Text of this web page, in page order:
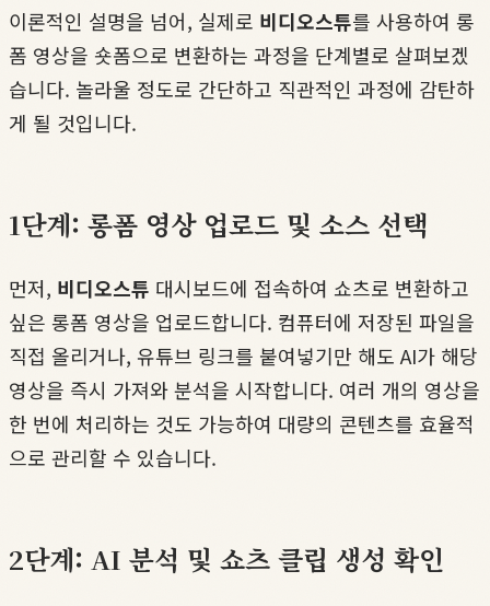
이론적인 설명을 넘어, 실제로 비디오스튜를 사용하여 롱
폼 영상을 숏폼으로 변환하는 과정을 단계별로 살펴보겠
습니다. 놀라울 정도로 간단하고 직관적인 과정에 감탄하
게 될 것입니다.
1단계: 롱폼 영상 업로드 및 소스 선택
먼저, 비디오스튜 대시보드에 접속하여 쇼츠로 변환하고
싶은 롱폼 영상을 업로드합니다. 컴퓨터에 저장된 파일을
직접 올리거나, 유튜브 링크를 붙여넣기만 해도 AI가 해당
영상을 즉시 가져와 분석을 시작합니다. 여러 개의 영상을
한 번에 처리하는 것도 가능하여 대량의 콘텐츠를 효율적
으로 관리할 수 있습니다.
2단계: AI 분석 및 쇼츠 클립 생성 확인